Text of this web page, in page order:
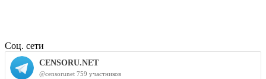
Соц. сети